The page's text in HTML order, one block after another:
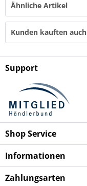
Ähnliche Artikel
Kunden kauften auch
Support
Shop Service
Informationen
Zahlungsarten